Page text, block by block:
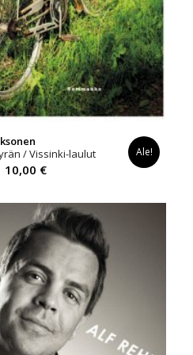
/ Vissinki-laulut
25,00 €.
10,00 €Nykyinen
on:
10,00 €.
Ale!